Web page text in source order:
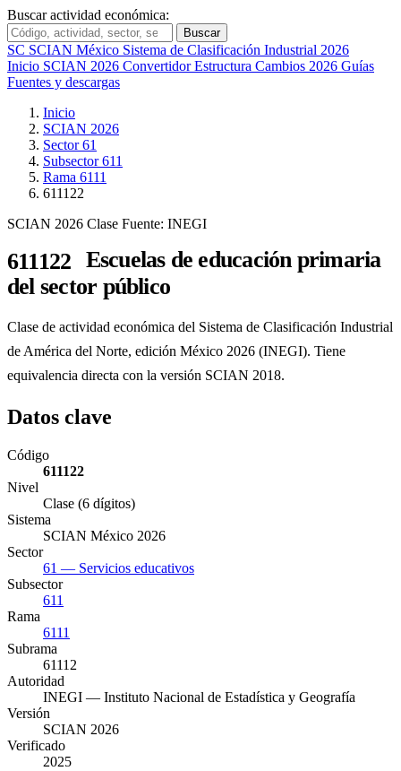
Buscar actividad económica:
Buscar
SC SCIAN México Sistema de Clasificación Industrial 2026
Inicio SCIAN 2026 ConvertidorEstructura Cambios 2026 Guías
Fuentes y descargas
Inicio
SCIAN 2026
Sector 61
Subsector 611
Rama 6111
611122
SCIAN 2026 Clase Fuente: INEGI
611122 Escuelas de educación primaria
del sector público
Clase de actividad económica del Sistema de Clasificación Industrial
de América del Norte, edición México 2026 (INEGI). Tiene
equivalencia directa con la versión SCIAN 2018.
Datos clave
Código
611122
Nivel
Clase (6 dígitos)
Sistema
SCIAN México 2026
Sector
61 — Servicios educativos
Subsector
611
Rama
6111
Subrama
61112
Autoridad
INEGI — Instituto Nacional de Estadística y Geografía
Versión
SCIAN 2026
Verificado
2025